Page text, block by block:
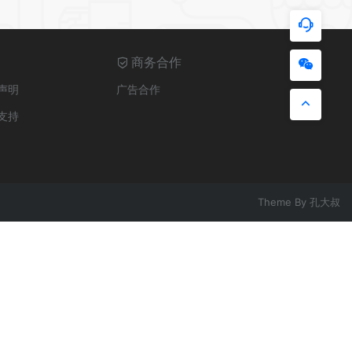
明
持
商务合作
广告合作
Theme By 孔大叔